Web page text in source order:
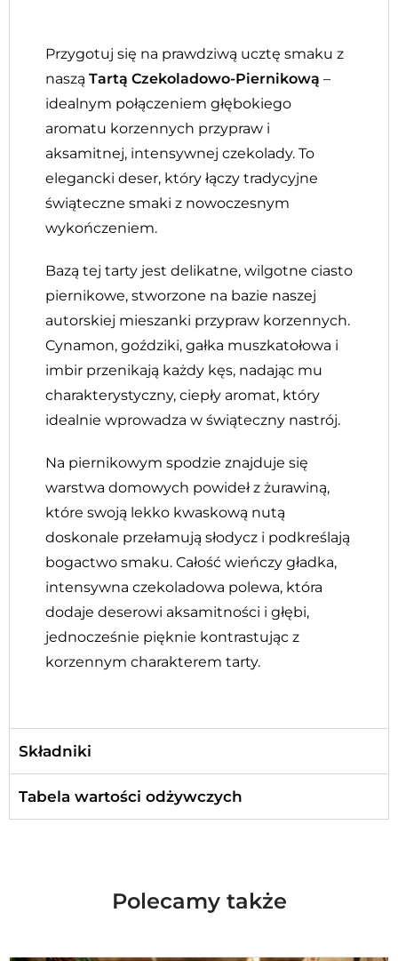
Przygotuj się na prawdziwą ucztę smaku z
naszą Tartą Czekoladowo-Piernikową –
idealnym połączeniem głębokiego
aromatu korzennych przypraw i
aksamitnej, intensywnej czekolady. To
elegancki deser, który łączy tradycyjne
świąteczne smaki z nowoczesnym
wykończeniem.
Bazą tej tarty jest delikatne, wilgotne ciasto
piernikowe, stworzone na bazie naszej
autorskiej mieszanki przypraw korzennych.
Cynamon, goździki, gałka muszkatołowa i
imbir przenikają każdy kęs, nadając mu
charakterystyczny, ciepły aromat, który
idealnie wprowadza w świąteczny nastrój.
Na piernikowym spodzie znajduje się
warstwa domowych powideł z żurawiną,
które swoją lekko kwaskową nutą
doskonale przełamują słodycz i podkreślają
bogactwo smaku. Całość wieńczy gładka,
intensywna czekoladowa polewa, która
dodaje deserowi aksamitności i głębi,
jednocześnie pięknie kontrastując z
korzennym charakterem tarty.
Składniki
Tabela wartości odżywczych
Polecamy także